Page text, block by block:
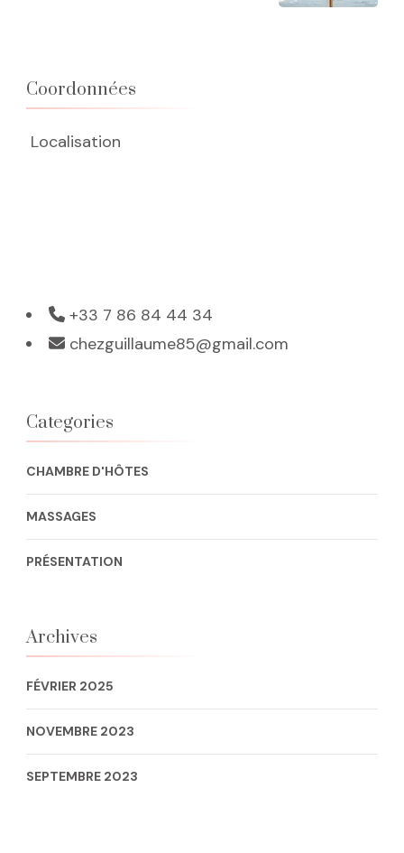
Coordonnées
Localisation
+33 7 86 84 44 34
chezguillaume85@gmail.com
Categories
CHAMBRE D'HÔTES
MASSAGES
PRÉSENTATION
Archives
FÉVRIER 2025
NOVEMBRE 2023
SEPTEMBRE 2023